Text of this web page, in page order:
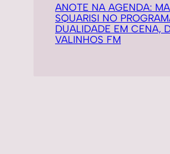
ANOTE NA AGENDA:
SQUARISI NO
DUALIDADE EM CENA,
VALINHOS FM